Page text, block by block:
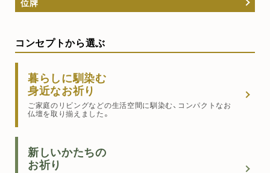
コンセプトから選ぶ
暮らしに馴染む
身近なお祈り
ご家庭のリビングなどの生活空間に馴染む、コンパクトなお
仏壇を取り揃えました。
新しいかたちの
お祈り